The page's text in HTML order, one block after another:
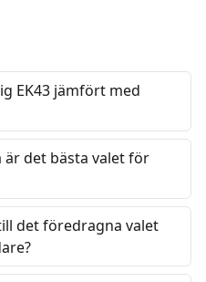
EK43 jämfört med
det bästa valet för
det föredragna valet